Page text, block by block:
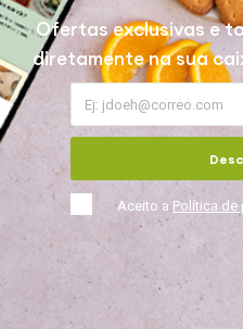
Ofertas exclusivas e
diretamente na sua
Aceito a Política de